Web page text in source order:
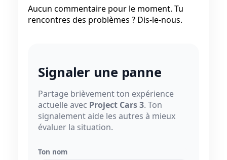
Aucun commentaire pour le moment. Tu
rencontres des problèmes ? Dis-le-nous.
Signaler une panne
Partage brièvement ton expérience
actuelle avec Project Cars 3. Ton
signalement aide les autres à mieux
évaluer la situation.
Ton nom